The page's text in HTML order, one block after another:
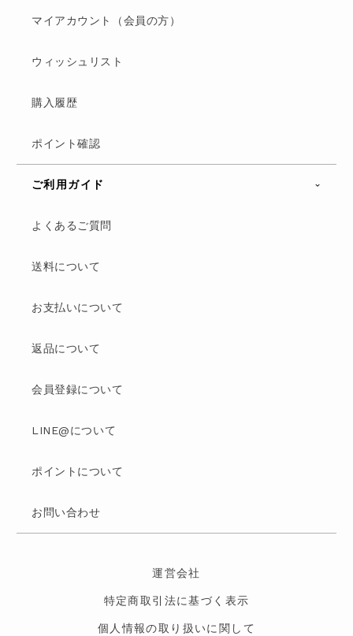
マイアカウント（会員の方）
ウィッシュリスト
購入履歴
ポイント確認
ご利用ガイド
よくあるご質問
送料について
お支払いについて
返品について
会員登録について
LINE@について
ポイントについて
お問い合わせ
運営会社
特定商取引法に基づく表示
個人情報の取り扱いに関して